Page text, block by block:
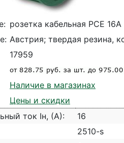
розетка кабельная PCE
Австрия; твердая резина,
17959
Наличие в магазинах
Цены и скидки
ток Iн, (А):
16
2510-s